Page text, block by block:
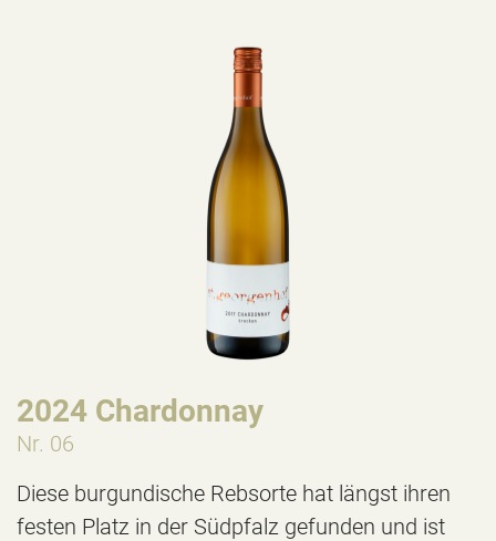
2024 Chardonnay
Nr. 06
Diese burgundische Rebsorte hat längst ihren
festen Platz in der Südpfalz gefunden und ist